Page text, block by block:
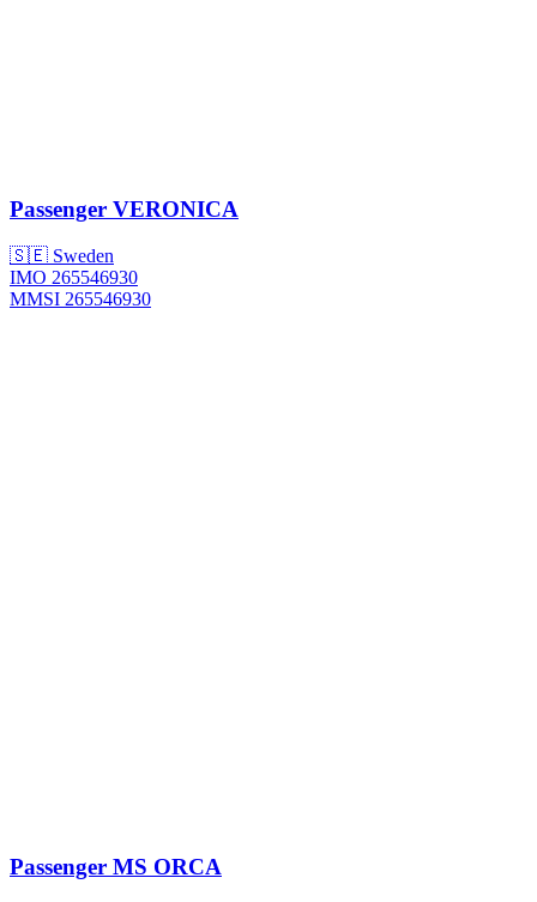
Passenger VERONICA
🇸🇪 Sweden
IMO 265546930
MMSI 265546930
Passenger MS ORCA